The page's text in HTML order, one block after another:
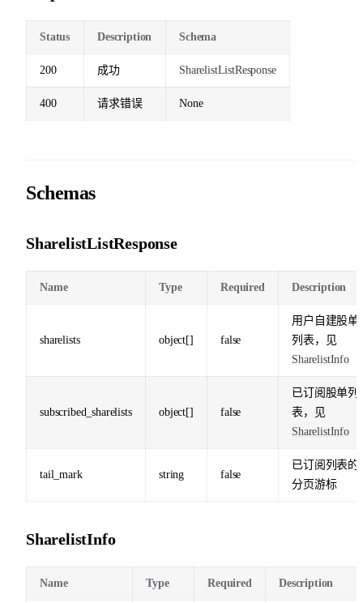
Status Description Schema
200 成功 SharelistListResponse
400 请求错误 None
Schemas
SharelistListResponse
Name Type Required Description
sharelists object[] false
用户自建股单
列表，见
SharelistInfo
subscribed_sharelists object[] false
已订阅股单列
表，见
SharelistInfo
tail_mark string false
已订阅列表的
分页游标
SharelistInfo
Name Type Required Description